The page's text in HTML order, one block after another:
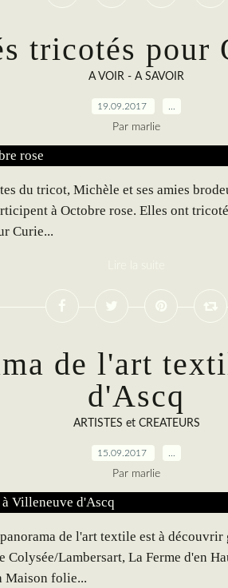
tricotés pour
A VOIR - A SAVOIR
19.09.2017
Par marlie
du tricot, Michèle et ses amies
à Octobre rose. Elles ont
Curie...
de l'art
d'Ascq
ARTISTES et CREATEURS
15.09.2017
Par marlie
de l'art textile est à
Lambersart, La Ferme d'en
Maison folie...